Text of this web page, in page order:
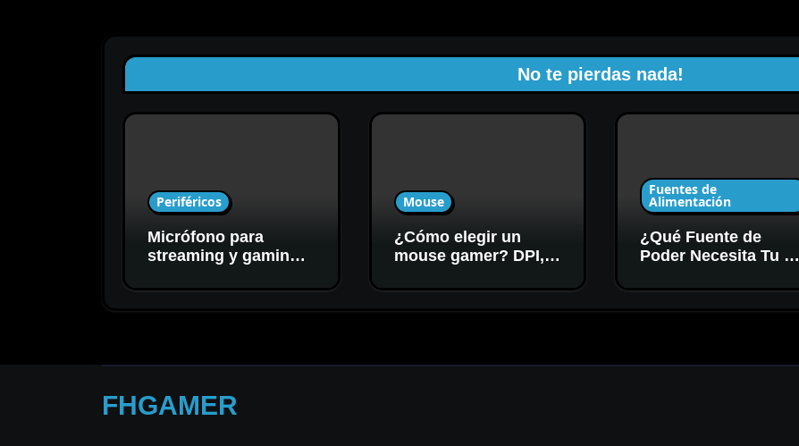
No te pierdas nada!
Periféricos
Micrófono para
streaming y gaming:
para tu setup
Mouse
¿Cómo elegir un
mouse gamer? DPI,
Fuentes de
Alimentación
¿Qué Fuente de
Poder Necesita Tu PC
Certificación
FHGAMER